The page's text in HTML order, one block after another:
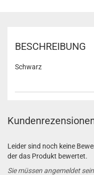
BESCHREIBUNG
Schwarz
Leider sind noch keine
der das Produkt bewertet.
Sie müssen angemeldet